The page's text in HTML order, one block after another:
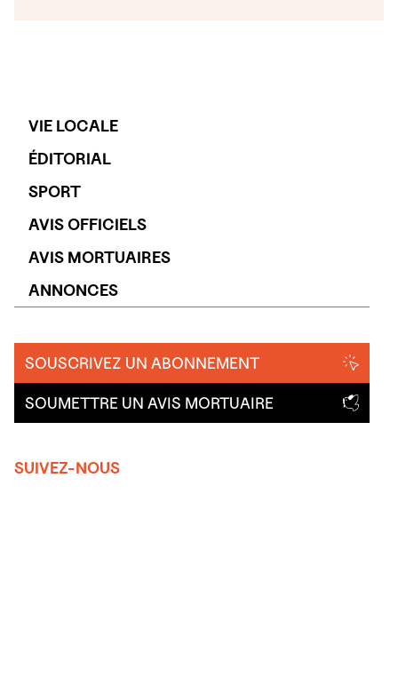
VIE LOCALE
ÉDITORIAL
SPORT
AVIS OFFICIELS
AVIS MORTUAIRES
ANNONCES
SOUSCRIVEZ UN ABONNEMENT
SOUMETTRE UN AVIS MORTUAIRE
SUIVEZ-NOUS